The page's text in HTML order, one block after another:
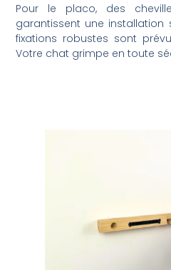
Pour le placo, des
garantissent une installation
fixations robustes sont
Votre chat grimpe en toute